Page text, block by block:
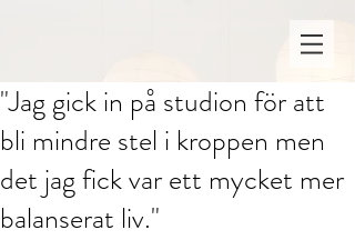
"Jag gick in på studion för att
bli mindre stel i kroppen men
det jag fick var ett mycket mer
balanserat liv."